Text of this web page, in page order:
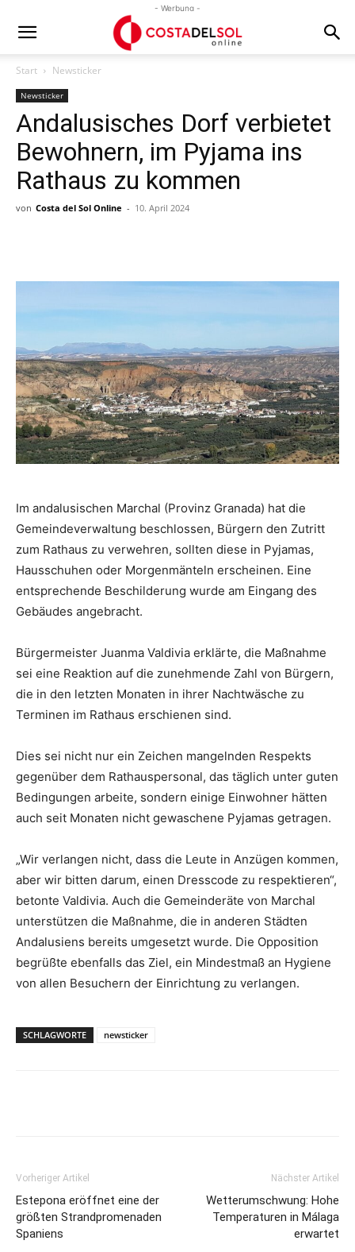
- Werbung -
Start Newsticker
Newsticker
Andalusisches Dorf verbietet
Bewohnern, im Pyjama ins
Rathaus zu kommen
von Costa del Sol Online - 10. April 2024
Im andalusischen Marchal (Provinz Granada) hat die
Gemeindeverwaltung beschlossen, Bürgern den Zutritt
zum Rathaus zu verwehren, sollten diese in Pyjamas,
Hausschuhen oder Morgenmänteln erscheinen. Eine
entsprechende Beschilderung wurde am Eingang des
Gebäudes angebracht.
Bürgermeister Juanma Valdivia erklärte, die Maßnahme
sei eine Reaktion auf die zunehmende Zahl von Bürgern,
die in den letzten Monaten in ihrer Nachtwäsche zu
Terminen im Rathaus erschienen sind.
Dies sei nicht nur ein Zeichen mangelnden Respekts
gegenüber dem Rathauspersonal, das täglich unter guten
Bedingungen arbeite, sondern einige Einwohner hätten
auch seit Monaten nicht gewaschene Pyjamas getragen.
„Wir verlangen nicht, dass die Leute in Anzügen kommen,
aber wir bitten darum, einen Dresscode zu respektieren“,
betonte Valdivia. Auch die Gemeinderäte von Marchal
unterstützen die Maßnahme, die in anderen Städten
Andalusiens bereits umgesetzt wurde. Die Opposition
begrüßte ebenfalls das Ziel, ein Mindestmaß an Hygiene
von allen Besuchern der Einrichtung zu verlangen.
SCHLAGWORTE newsticker
Vorheriger Artikel
Estepona eröffnet eine der
größten Strandpromenaden
Spaniens
Nächster Artikel
Wetterumschwung: Hohe
Temperaturen in Málaga
erwartet